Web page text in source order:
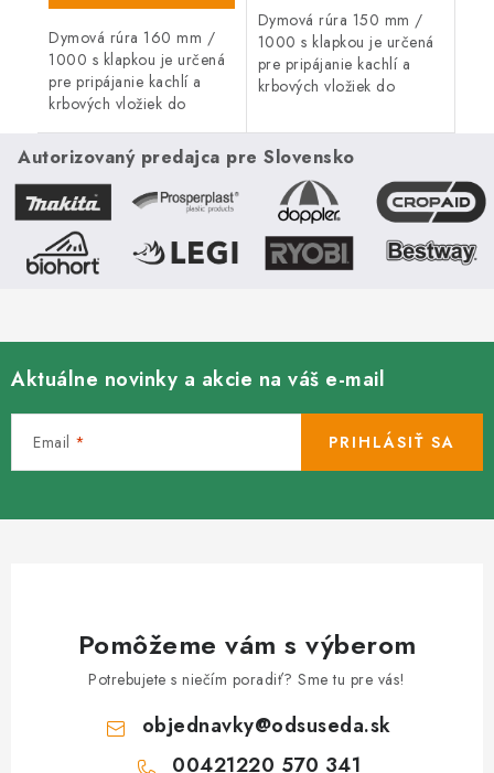
Dymová rúra 160 mm /
1000 s klapkou je určená
pre pripájanie kachlí a
krbových vložiek do
Dymová rúra 150 mm /
1000 s klapkou je určená
pre pripájanie kachlí a
krbových vložiek do
Autorizovaný predajca pre Slovensko
Aktuálne novinky a akcie na váš e-mail
Email PRIHLÁSIŤ SA
Pomôžeme vám s výberom
Potrebujete s niečím poradiť? Sme tu pre vás!
objednavky@odsuseda.sk
00421220 570 341